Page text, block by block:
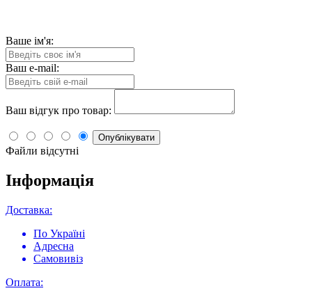
Ваше ім'я:
Ваш e-mail:
Ваш відгук про товар:
Опублікувати
Файли відсутні
Інформація
Доставка:
По Україні
Адресна
Самовивіз
Оплата: